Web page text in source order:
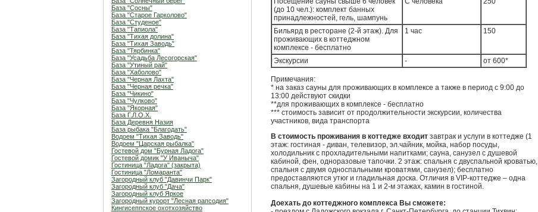
База "Сосны"
База "Старое Гарколово"
База "Студеное"
База "Тапиола"
База "Тихая долина"
База "Тихая Заводь"
База "Тярбинка"
База "Усадьба Лесогорская"
База "Утиный рай"
База "Хаболово"
База "Черная Лахта"
База "Черная речка"
База "Чикино"
База "Чулково"
База "Якорная"
База Г.Л.О.Х.
База Деревня Назия
База рыбака "Благодать"
Водоем "Тихая Заводь"
Водоем "Царская рыбалка"
Гостевой дом "Бурная Ладога"
Гостевой домик "У Иваныча"
Гостиница "Ладога" (закрыта)
Гостиница "Ломаранта"
Загородный клуб "Давинчи Парк"
Загородный клуб "Дача"
Загородный клуб Яркое
Загородный курорт "Лесная рапсодия"
Кингисеппское охотхозяйство
(до 10 чел.): комплект банных
принадлежностей, гель, шампунь
Бильярд в ресторане (2-й этаж). Для
проживающих в коттеджном
комплексе - бесплатно
1 час 150
Экскурсии - от 600*
Примечания:
* на заказ сауны для проживающих в комплексе а также в период с 9:00 до
13:00 действуют скидки
**для проживающих в комплексе - бесплатно
*** стоимость зависит от продолжительности экскурсии, количества
участников, вида транспорта
В стоимость проживания в коттедже входит завтрак и услуги в коттедже (1
этаж: гостиная - диван, телевизор, эл.чайник, мойка, набор посуды,
холодильник с прохладительными напитками; сауна, санузел с душевой
кабиной, фен, одноразовые тапочки. 2 этаж: спальня с двуспальной кроватью,
спальня с двумя односпальными кроватями, санузел); бесплатно
предоставляются утюг и гладильная доска. Отличия в VIP-коттедже – одна
спальня, душевые кабины на 1 и 2-м этажах, камин в гостиной.
Доехать до коттеджного комплекса Вы сможете: